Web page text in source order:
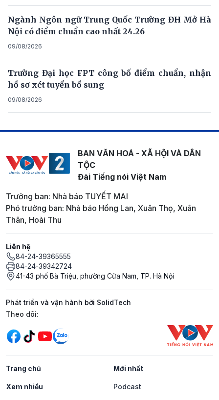
Ngành Ngôn ngữ Trung Quốc Trường ĐH Mở Hà
Nội có điểm chuẩn cao nhất 24.26
09/08/2026
Trường Đại học FPT công bố điểm chuẩn, nhận
hồ sơ xét tuyển bổ sung
09/08/2026
BAN VĂN HOÁ - XÃ HỘI VÀ DÂN
TỘC
Đài Tiếng nói Việt Nam
Trưởng ban: Nhà báo TUYẾT MAI
Phó trưởng ban: Nhà báo Hồng Lan, Xuân Thọ, Xuân
Thân, Hoài Thu
Liên hệ
84-24-39365555
84-24-39342724
41-43 phố Bà Triệu, phường Cửa Nam, TP. Hà Nội
Phát triển và vận hành bởi SolidTech
Mạng xã hội
Theo dõi:
Trang chủ Mới nhất
Xem nhiều Podcast